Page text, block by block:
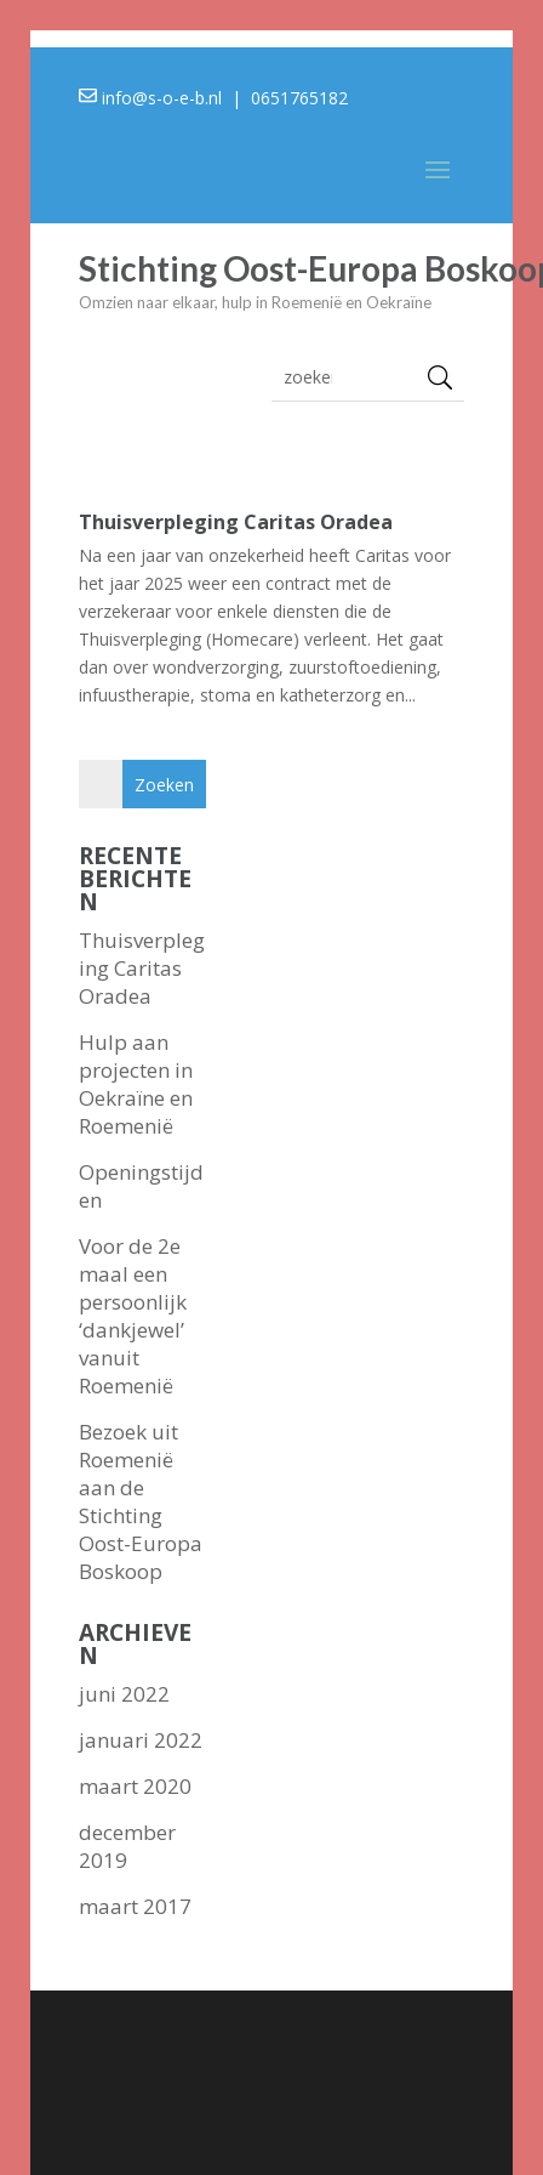
info@s-o-e-b.nl | 0651765182
Stichting Oost-Europa
Omzien naar elkaar, hulp in Roemenië en Oekraïne
Thuisverpleging Caritas Oradea
Na een jaar van onzekerheid heeft Caritas voor
het jaar 2025 weer een contract met de
verzekeraar voor enkele diensten die de
Thuisverpleging (Homecare) verleent. Het gaat
dan over wondverzorging, zuurstoftoediening,
infuustherapie, stoma en katheterzorg en...
RECENTE
BERICHTE
N
Thuisverpleg
ing Caritas
Oradea
Hulp aan
projecten in
Oekraïne en
Roemenië
Openingstijd
en
Voor de 2e
maal een
persoonlijk
‘dankjewel’
vanuit
Roemenië
Bezoek uit
Roemenië
aan de
Stichting
Oost-Europa
Boskoop
ARCHIEVE
N
juni 2022
januari 2022
maart 2020
december
2019
maart 2017